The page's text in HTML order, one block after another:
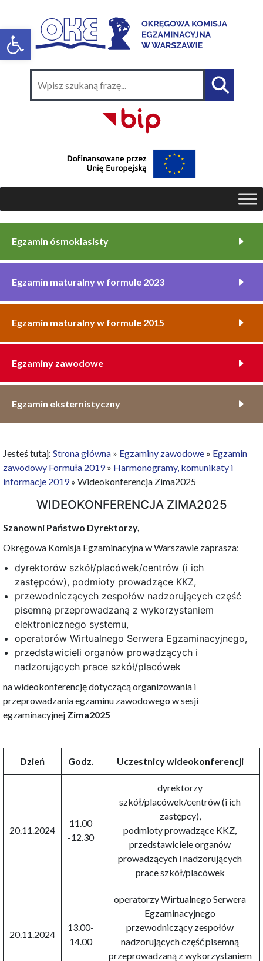
Egzamin ósmoklasisty
Egzamin maturalny w formule 2023
Egzamin maturalny w formule 2015
Egzaminy zawodowe
Egzamin eksternistyczny
Jesteś tutaj: Strona główna » Egzaminy zawodowe » Egzamin
zawodowy Formuła 2019» Harmonogramy, komunikaty i
informacje 2019» Wideokonferencja Zima2025
WIDEOKONFERENCJA ZIMA2025
Szanowni Państwo Dyrektorzy,
Okręgowa Komisja Egzaminacyjna w Warszawie zaprasza:
dyrektorów szkół/placówek/centrów (i ich
zastępców), podmioty prowadzące KKZ,
przewodniczących zespołów nadzorujących część
pisemną przeprowadzaną z wykorzystaniem
elektronicznego systemu,
operatorów Wirtualnego Serwera Egzaminacyjnego,
przedstawicieli organów prowadzących i
nadzorujących prace szkół/placówek
na wideokonferencję dotyczącą organizowania i
przeprowadzania egzaminu zawodowego w sesji
egzaminacyjnej Zima2025
Dzień Godz. Uczestnicy wideokonferencji
20.11.2024
11.00
-12.30
dyrektorzy
szkół/placówek/centrów (i ich
zastępcy),
podmioty prowadzące KKZ,
przedstawiciele organów
prowadzących i nadzorujących
prace szkół/placówek
20.11.2024
13.00-
14.00
operatorzy Wirtualnego Serwera
Egzaminacyjnego
przewodniczący zespołów
nadzorujących część pisemną
przeprowadzaną z wykorzystaniem